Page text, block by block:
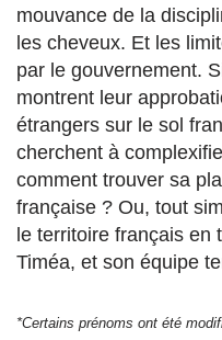
mouvance de la
les cheveux. Et les
par le gouvernement.
montrent leur
étrangers sur le sol
cherchent à
comment trouver sa
française ? Ou, tout
le territoire français en
Timéa, et son équipe
*Certains prénoms ont été